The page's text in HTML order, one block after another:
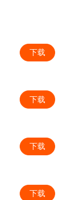
下载
下载
下载
下载